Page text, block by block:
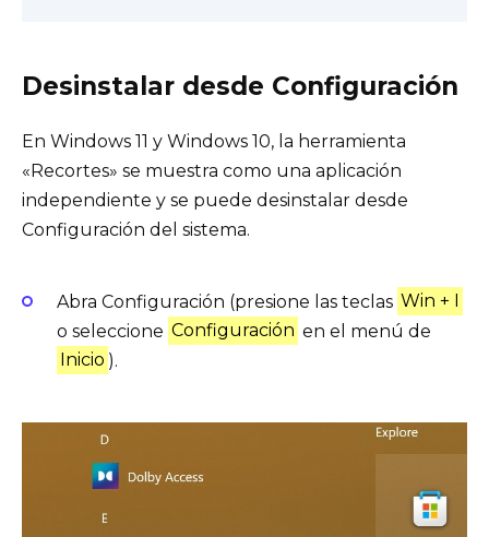
Desinstalar desde Configuración
En Windows 11 y Windows 10, la herramienta
«Recortes» se muestra como una aplicación
independiente y se puede desinstalar desde
Configuración del sistema.
Abra Configuración (presione las teclas Win + I
o seleccione Configuración en el menú de
Inicio ).